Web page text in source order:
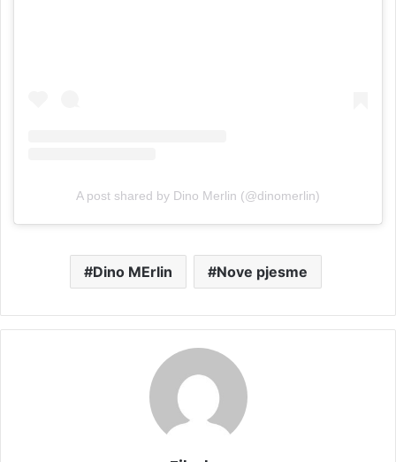
A post shared by Dino Merlin (@dinomerlin)
Dino MErlin Nove pjesme